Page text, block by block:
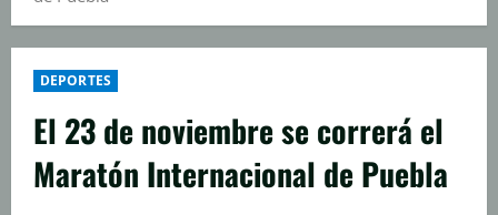
DEPORTES
El 23 de noviembre se correrá el
Maratón Internacional de Puebla